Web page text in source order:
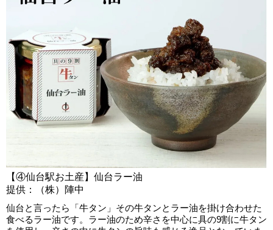
【④仙台駅お土産】仙台ラー油
提供：（株）陣中
仙台と言ったら「牛タン」その牛タンとラー油を掛け合わせた
食べるラー油です。ラー油のため辛さを中心に具の9割に牛タン